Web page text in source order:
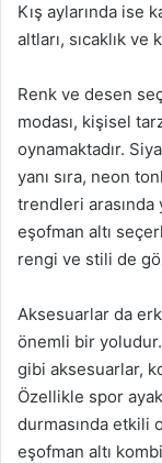
Kış aylarında ise
altları, sıcaklık ve
Renk ve desen
modası, kişisel
oynamaktadır.
yanı sıra, neon
trendleri arasında
eşofman altı
rengi ve stili de
Aksesuarlar da
önemli bir yoludur.
gibi aksesuarlar,
Özellikle spor
durmasında etkili
eşofman altı